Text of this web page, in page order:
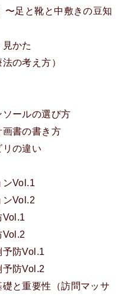
〜足と靴と中敷きの豆知
かた
の考え方）
ールの選び方
書の書き方
の違い
ンVol.1
ンVol.2
Vol.1
Vol.2
防Vol.1
防Vol.2
と重要性（訪問マッサ